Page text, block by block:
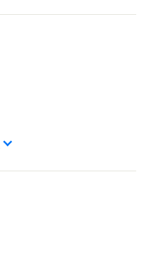
）
で算出した場合となりま
ス、ショートステイ、ク